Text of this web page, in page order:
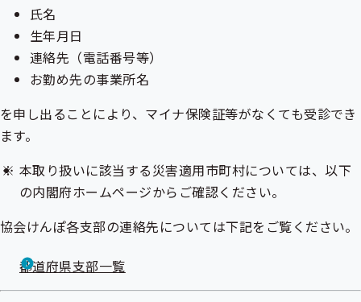
氏名
生年月日
連絡先（電話番号等）
お勤め先の事業所名
を申し出ることにより、マイナ保険証等がなくても受診でき
ます。
本取り扱いに該当する災害適用市町村については、以下
の内閣府ホームページからご確認ください。
協会けんぽ各支部の連絡先については下記をご覧ください。
都道府県支部一覧